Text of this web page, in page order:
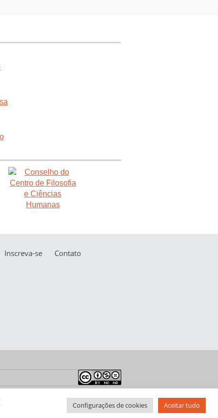
Inscreva-se Contato
Configurações de cookies Aceitar tudo